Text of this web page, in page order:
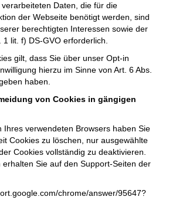
Daten, die für die
der Webseite benötigt werden, sind
berechtigten Interessen sowie der
lit. f) DS-GVO erforderlich.
gilt, dass Sie über unser Opt-in
hierzu im Sinne von Art. 6 Abs.
haben.
von Cookies in gängigen
Ihres verwendeten Browsers haben Sie
Cookies zu löschen, nur ausgewählte
Cookies vollständig zu deaktivieren.
Sie auf den Support-Seiten der
chrome/answer/95647?